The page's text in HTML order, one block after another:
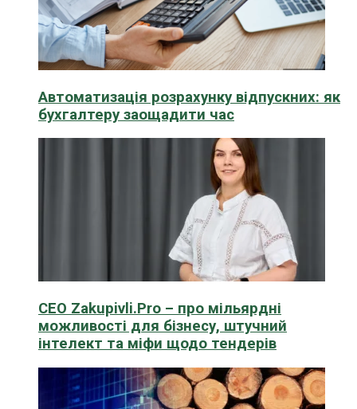
Автоматизація розрахунку відпускних: як
бухгалтеру заощадити час
CEO Zakupivli.Pro – про мільярдні
можливості для бізнесу, штучний
інтелект та міфи щодо тендерів